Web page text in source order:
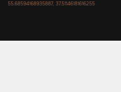
55.68594168935887, 37.51146181616255